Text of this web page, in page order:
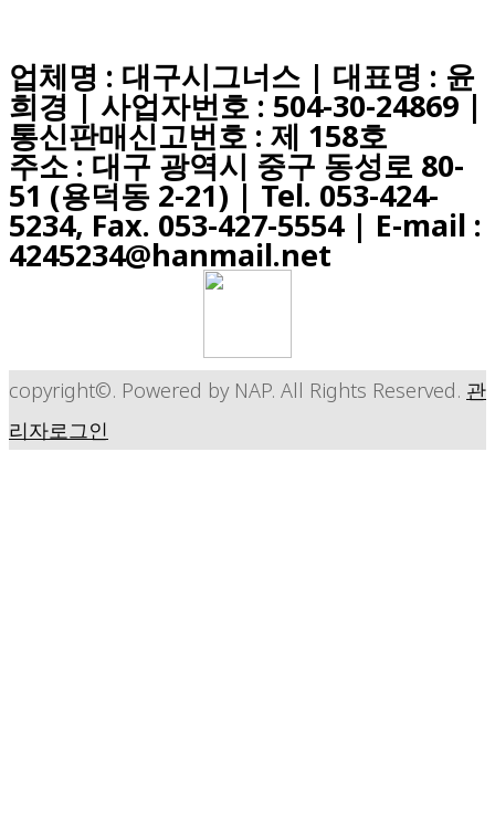
업체명 : 대구시그너스 | 대표명 : 윤
희경 | 사업자번호 : 504-30-24869 |
통신판매신고번호 : 제 158호
주소 : 대구 광역시 중구 동성로 80-
51 (용덕동 2-21) | Tel. 053-424-
5234, Fax. 053-427-5554| E-mail :
4245234@hanmail.net
copyright©. Powered by NAP. All Rights Reserved. 관
리자로그인